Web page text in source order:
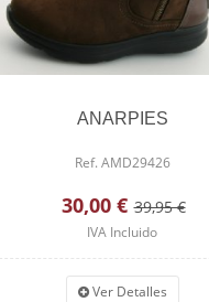
ANARPIES
Ref. AMD29426
30,00 € 39,95 €
IVA Incluido
Ver Detalles